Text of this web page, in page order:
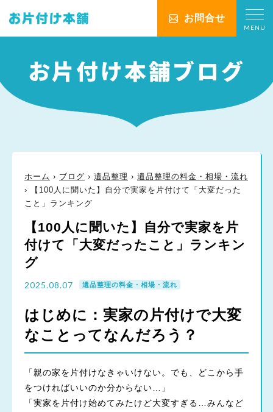
お問合せ
MENU
お片付け本舗ブログ
ホーム › ブログ › 遺品整理 › 遺品整理の料金・相場・流れ
› 【100人に聞いた】自分で実家を片付けて「大変だった
こと」ランキング
【100人に聞いた】自分で実家を片
付けて「大変だったこと」ランキン
グ
2025.08.07 遺品整理の料金・相場・流れ
はじめに：実家の片付けで大変
なことってなんだろう？
「親の家を片付けなきゃいけない。でも、どこから手
をつければいいのか分からない…」
「実家を片付け始めてみたけど大変すぎる…みんなど